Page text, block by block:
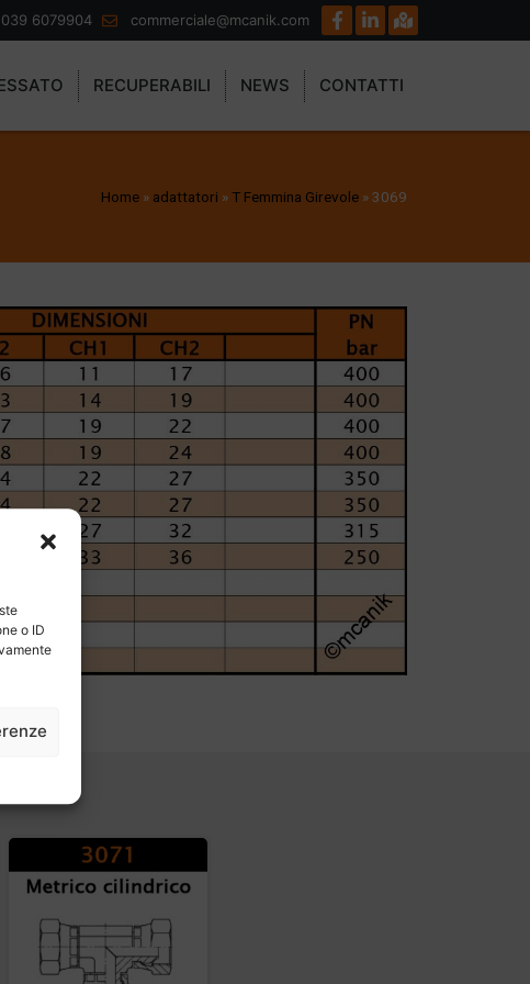
o ID
039 6079904 commerciale@mcanik.com
RECUPERABILI NEWS CONTATTI
Home » adattatori » T Femmina Girevole »3069